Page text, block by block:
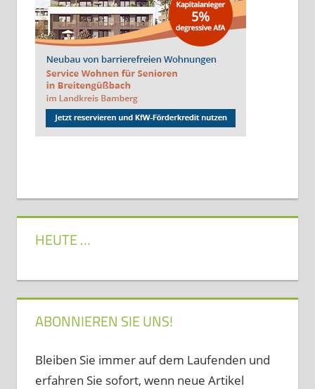
HEUTE …
ABONNIEREN SIE UNS!
Bleiben Sie immer auf dem Laufenden und
erfahren Sie sofort, wenn neue Artikel